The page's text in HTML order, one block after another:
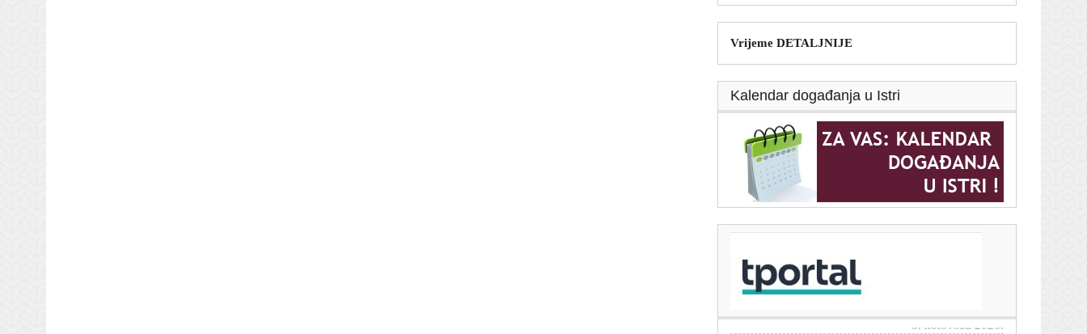
Vrijeme DETALJNIJE
Kalendar događanja u Istri
Butković razgovarao sa strojovođom: 'Pred
mirovinom je, izbjegao je smrt'
Juniori Dinama svladali Benficu i izborili finale